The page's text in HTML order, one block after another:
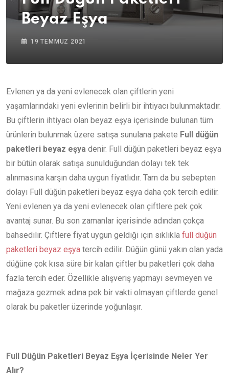
Beyaz Eşya
19 TEMMUZ 2021
Evlenen ya da yeni evlenecek olan çiftlerin yeni
yaşamlarındaki yeni evlerinin belirli bir ihtiyacı bulunmaktadır.
Bu çiftlerin ihtiyacı olan beyaz eşya içerisinde bulunan tüm
ürünlerin bulunmak üzere satışa sunulana pakete Full düğün
paketleri beyaz eşya denir. Full düğün paketleri beyaz eşya
bir bütün olarak satışa sunulduğundan dolayı tek tek
alınmasına karşın daha uygun fiyatlıdır. Tam da bu sebepten
dolayı Full düğün paketleri beyaz eşya daha çok tercih edilir.
Yeni evlenen ya da yeni evlenecek olan çiftlere pek çok
avantaj sunar. Bu son zamanlar içerisinde adından çokça
bahsedilir. Çiftlere fiyat uygun geldiği için sıklıkla full düğün
paketleri beyaz eşya tercih edilir. Düğün günü yakın olan yada
düğüne çok kısa süre bir kalan çiftler bu paketleri çok daha
fazla tercih eder. Özellikle alışveriş yapmayı sevmeyen ve
mağaza gezmek adına pek bir vakti olmayan çiftlerde genel
olarak bu paketler üzerinde yoğunlaşır.
Full Düğün Paketleri Beyaz Eşya İçerisinde Neler Yer
Alır?